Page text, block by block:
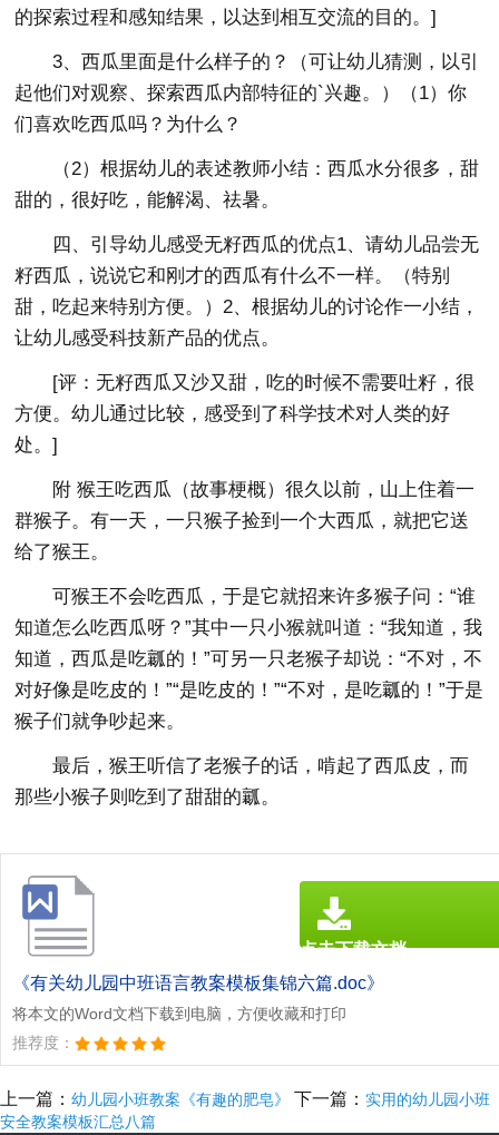
的探索过程和感知结果，以达到相互交流的目的。]
3、西瓜里面是什么样子的？（可让幼儿猜测，以引
起他们对观察、探索西瓜内部特征的`兴趣。）（1）你
们喜欢吃西瓜吗？为什么？
（2）根据幼儿的表述教师小结：西瓜水分很多，甜
甜的，很好吃，能解渴、祛暑。
四、引导幼儿感受无籽西瓜的优点1、请幼儿品尝无
籽西瓜，说说它和刚才的西瓜有什么不一样。（特别
甜，吃起来特别方便。）2、根据幼儿的讨论作一小结，
让幼儿感受科技新产品的优点。
[评：无籽西瓜又沙又甜，吃的时候不需要吐籽，很
方便。幼儿通过比较，感受到了科学技术对人类的好
处。]
附 猴王吃西瓜（故事梗概）很久以前，山上住着一
群猴子。有一天，一只猴子捡到一个大西瓜，就把它送
给了猴王。
可猴王不会吃西瓜，于是它就招来许多猴子问：“谁
知道怎么吃西瓜呀？”其中一只小猴就叫道：“我知道，我
知道，西瓜是吃瓤的！”可另一只老猴子却说：“不对，不
对好像是吃皮的！”“是吃皮的！”“不对，是吃瓤的！”于是
猴子们就争吵起来。
最后，猴王听信了老猴子的话，啃起了西瓜皮，而
那些小猴子则吃到了甜甜的瓤。
《有关幼儿园中班语言教案模板集锦六篇.doc》
将本文的Word文档下载到电脑，方便收藏和打印
推荐度：
点击下载文档
文档为doc格式
上一篇： 幼儿园小班教案《有趣的肥皂》 下一篇： 实用的幼儿园小班
安全教案模板汇总八篇